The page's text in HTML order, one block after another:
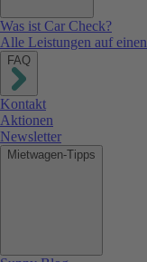
Was ist Car Check?
Alle Leistungen auf
FAQ
Kontakt
Aktionen
Newsletter
Mietwagen-Tipps